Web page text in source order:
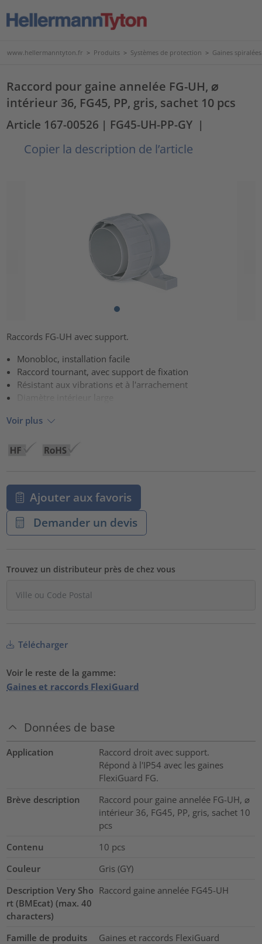
www.hellermanntyton.fr > Produits > Systèmes de protection > Gaines
Raccord pour gaine annelée FG-UH, ⌀
intérieur 36, FG45, PP, gris, sachet 10 pcs
Article 167-00526 | FG45-UH-PP-GY |
Copier la description de l’article
Raccords FG-UH avec support.
Monobloc, installation facile
Raccord tournant, avec support de fixation
Résistant aux vibrations et à l'arrachement
Voir plus
Ajouter aux favoris
Demander un devis
Trouvez un distributeur près de chez vous
Télécharger
Voir le reste de la gamme:
Gaines et raccords FlexiGuard
Données de base
Application
Raccord droit avec support.
Répond à l'IP54 avec les gaines
FlexiGuard FG.
Brève description
Raccord pour gaine annelée FG-UH, ⌀
intérieur 36, FG45, PP, gris, sachet 10
pcs
Contenu
10 pcs
Couleur
Gris (GY)
Description Very Sho
rt (BMEcat) (max. 40
characters)
Raccord gaine annelée FG45-UH
Famille de produits
Gaines et raccords FlexiGuard